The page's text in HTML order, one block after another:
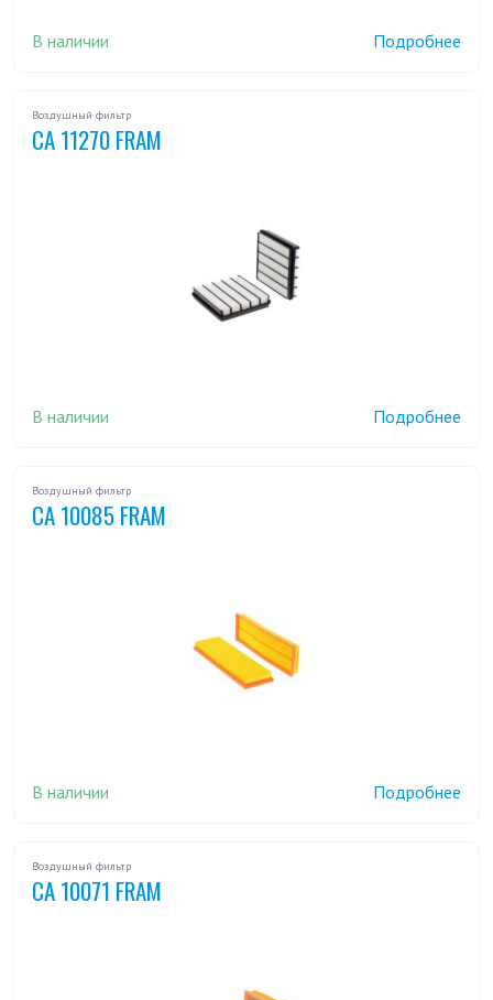
В наличии Подробнее
Воздушный фильтр
CA 11270 FRAM
В наличии Подробнее
Воздушный фильтр
CA 10085 FRAM
В наличии Подробнее
Воздушный фильтр
CA 10071 FRAM